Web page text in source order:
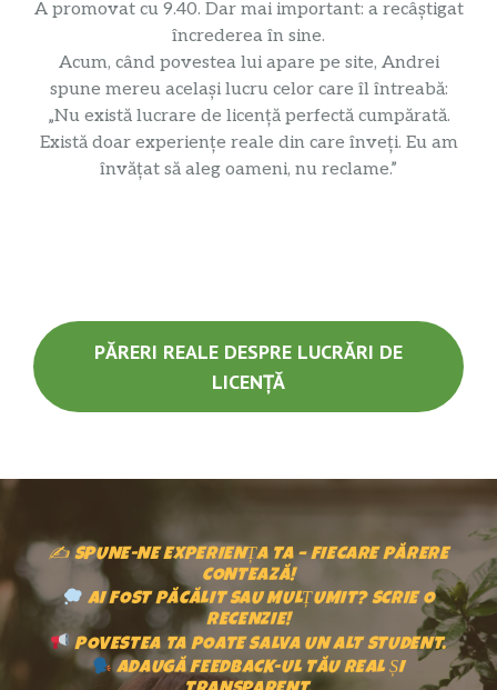
A promovat cu 9.40. Dar mai important: a recâștigat
încrederea în sine.
Acum, când povestea lui apare pe site, Andrei
spune mereu același lucru celor care îl întreabă:
„Nu există lucrare de licență perfectă cumpărată.
Există doar experiențe reale din care înveți. Eu am
învățat să aleg oameni, nu reclame.”
PĂRERI REALE DESPRE LUCRĂRI DE
LICENȚĂ
✍️ SPUNE-NE EXPERIENȚA TA – FIECARE PĂRERE
CONTEAZĂ!
AI FOST PĂCĂLIT SAU MULȚUMIT? SCRIE O
RECENZIE!
POVESTEA TA POATE SALVA UN ALT STUDENT.
ADAUGĂ FEEDBACK-UL TĂU REAL ȘI